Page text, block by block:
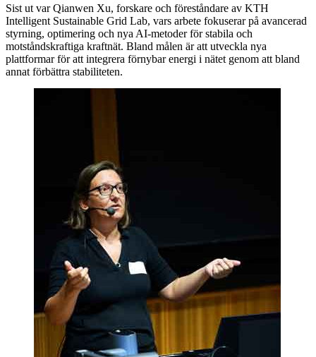
Sist ut var Qianwen Xu, forskare och föreståndare av KTH
Intelligent Sustainable Grid Lab, vars arbete fokuserar på avancerad
styrning, optimering och nya AI-metoder för stabila och
motståndskraftiga kraftnät. Bland målen är att utveckla nya
plattformar för att integrera förnybar energi i nätet genom att bland
annat förbättra stabiliteten.